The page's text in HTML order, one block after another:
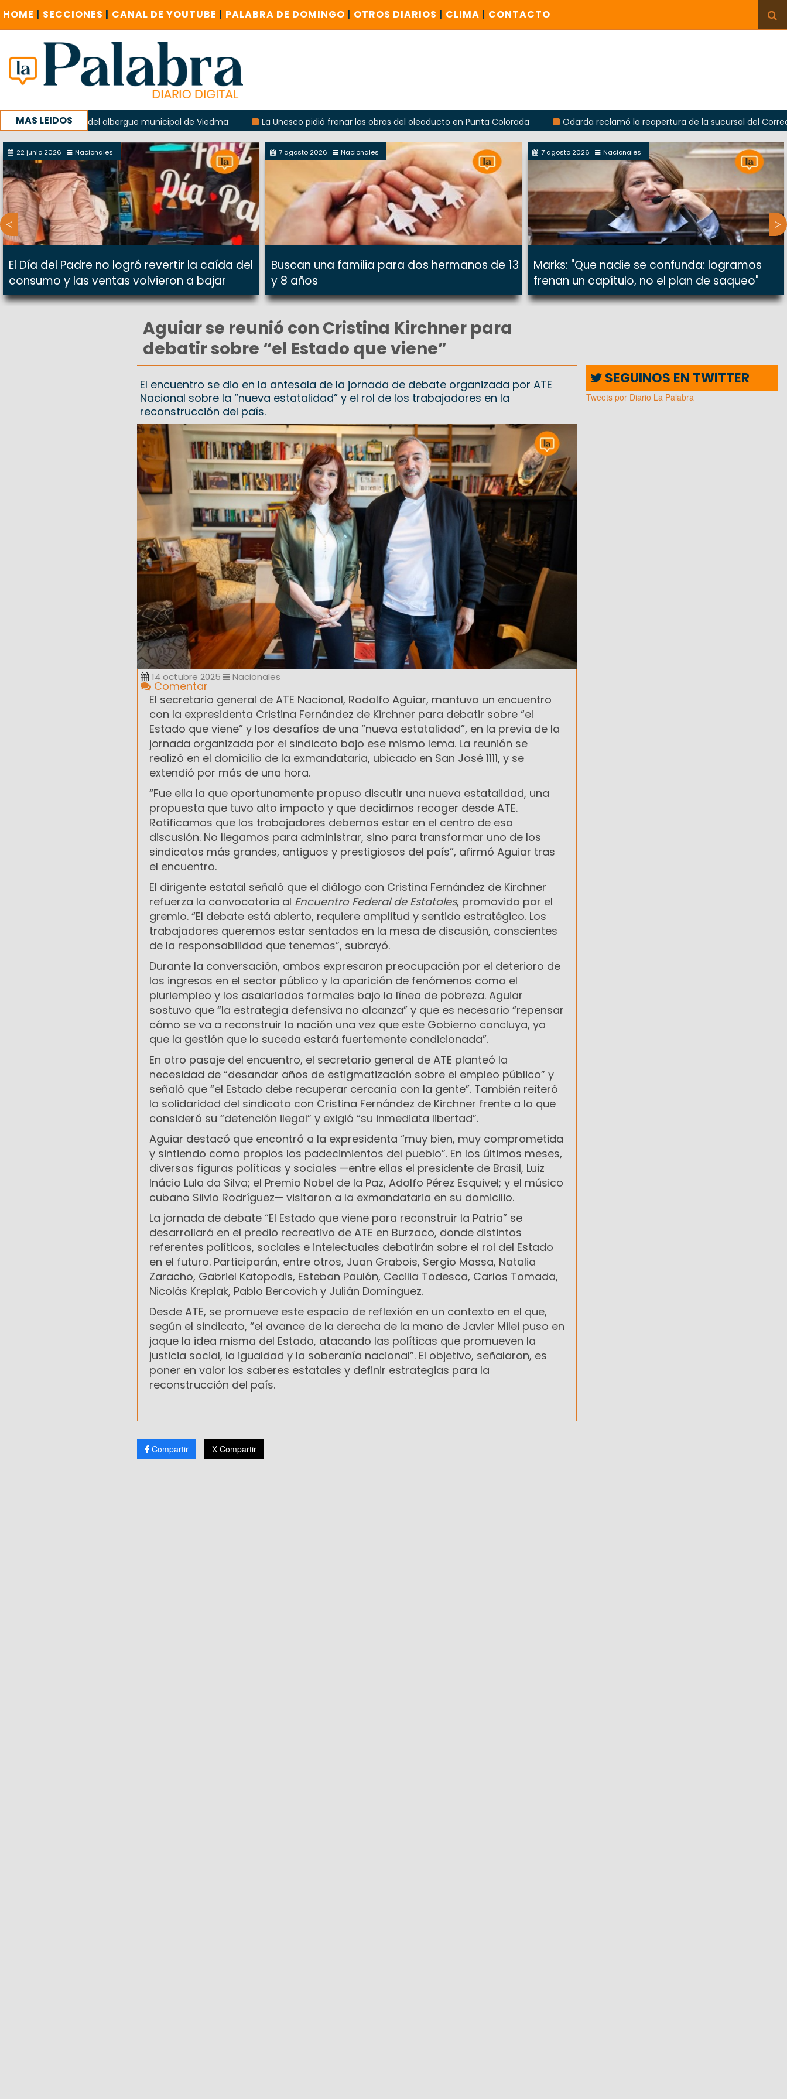
HOME | SECCIONES | CANAL DE YOUTUBE | PALABRA DE DOMINGO | OTROS DIARIOS | CLIMA | CONTACTO
MAS LEIDOS
del albergue municipal de Viedma La Unesco pidió frenar las obras del oleoducto en Punta Colorada
Odarda reclamó la reapertura de la sucursal del Correo Argentino
con un encuentro provincial en Roca
22 junio 2026 Nacionales
El Día del Padre no logró revertir la caída del
consumo y las ventas volvieron a bajar
7 agosto 2026 Nacionales
Buscan una familia para dos hermanos de 13
y 8 años
7 agosto 2026 Nacionales
Marks: "Que nadie se confunda: logramos
frenan un capítulo, no el plan de saqueo"
Aguiar se reunió con Cristina Kirchner para
debatir sobre “el Estado que viene”
El encuentro se dio en la antesala de la jornada de debate organizada por ATE
Nacional sobre la “nueva estatalidad” y el rol de los trabajadores en la
reconstrucción del país.
14 octubre 2025 Nacionales
Comentar
El secretario general de ATE Nacional, Rodolfo Aguiar, mantuvo un encuentro
con la expresidenta Cristina Fernández de Kirchner para debatir sobre “el
Estado que viene” y los desafíos de una “nueva estatalidad”, en la previa de la
jornada organizada por el sindicato bajo ese mismo lema. La reunión se
realizó en el domicilio de la exmandataria, ubicado en San José 1111, y se
extendió por más de una hora.
“Fue ella la que oportunamente propuso discutir una nueva estatalidad, una
propuesta que tuvo alto impacto y que decidimos recoger desde ATE.
Ratificamos que los trabajadores debemos estar en el centro de esa
discusión. No llegamos para administrar, sino para transformar uno de los
sindicatos más grandes, antiguos y prestigiosos del país”, afirmó Aguiar tras
el encuentro.
El dirigente estatal señaló que el diálogo con Cristina Fernández de Kirchner
refuerza la convocatoria al Encuentro Federal de Estatales, promovido por el
gremio. “El debate está abierto, requiere amplitud y sentido estratégico. Los
trabajadores queremos estar sentados en la mesa de discusión, conscientes
de la responsabilidad que tenemos”, subrayó.
Durante la conversación, ambos expresaron preocupación por el deterioro de
los ingresos en el sector público y la aparición de fenómenos como el
pluriempleo y los asalariados formales bajo la línea de pobreza. Aguiar
sostuvo que “la estrategia defensiva no alcanza” y que es necesario “repensar
cómo se va a reconstruir la nación una vez que este Gobierno concluya, ya
que la gestión que lo suceda estará fuertemente condicionada”.
En otro pasaje del encuentro, el secretario general de ATE planteó la
necesidad de “desandar años de estigmatización sobre el empleo público” y
señaló que “el Estado debe recuperar cercanía con la gente”. También reiteró
la solidaridad del sindicato con Cristina Fernández de Kirchner frente a lo que
consideró su “detención ilegal” y exigió “su inmediata libertad”.
Aguiar destacó que encontró a la expresidenta “muy bien, muy comprometida
y sintiendo como propios los padecimientos del pueblo”. En los últimos meses,
diversas figuras políticas y sociales —entre ellas el presidente de Brasil, Luiz
Inácio Lula da Silva; el Premio Nobel de la Paz, Adolfo Pérez Esquivel; y el músico
cubano Silvio Rodríguez— visitaron a la exmandataria en su domicilio.
La jornada de debate “El Estado que viene para reconstruir la Patria” se
desarrollará en el predio recreativo de ATE en Burzaco, donde distintos
referentes políticos, sociales e intelectuales debatirán sobre el rol del Estado
en el futuro. Participarán, entre otros, Juan Grabois, Sergio Massa, Natalia
Zaracho, Gabriel Katopodis, Esteban Paulón, Cecilia Todesca, Carlos Tomada,
Nicolás Kreplak, Pablo Bercovich y Julián Domínguez.
Desde ATE, se promueve este espacio de reflexión en un contexto en el que,
según el sindicato, “el avance de la derecha de la mano de Javier Milei puso en
jaque la idea misma del Estado, atacando las políticas que promueven la
justicia social, la igualdad y la soberanía nacional”. El objetivo, señalaron, es
poner en valor los saberes estatales y definir estrategias para la
reconstrucción del país.
Compartir X Compartir
SEGUINOS EN TWITTER
Tweets por Diario La Palabra